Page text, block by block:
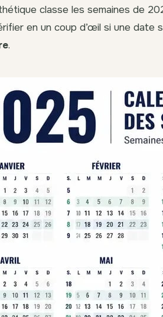
classe les semaines de
en un coup d’œil si une date
.